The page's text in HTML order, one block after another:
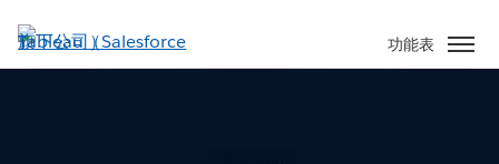
至
主
功能表